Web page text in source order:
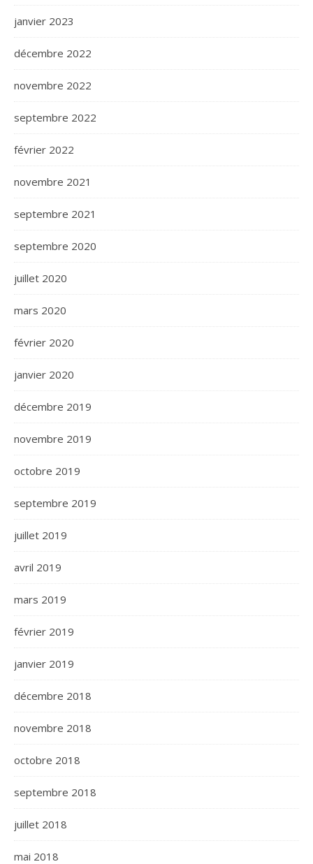
janvier 2023
décembre 2022
novembre 2022
septembre 2022
février 2022
novembre 2021
septembre 2021
septembre 2020
juillet 2020
mars 2020
février 2020
janvier 2020
décembre 2019
novembre 2019
octobre 2019
septembre 2019
juillet 2019
avril 2019
mars 2019
février 2019
janvier 2019
décembre 2018
novembre 2018
octobre 2018
septembre 2018
juillet 2018
mai 2018